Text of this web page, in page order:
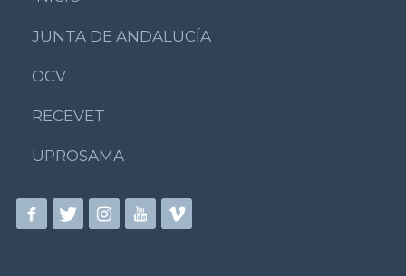
JUNTA DE ANDALUCÍA
OCV
RECEVET
UPROSAMA